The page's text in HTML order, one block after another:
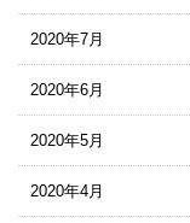
2020年7月
2020年6月
2020年5月
2020年4月